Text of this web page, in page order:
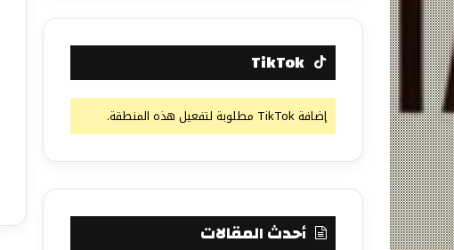
TikTok
إضافة TikTok مطلوبة لتفعيل هذه المنطقة.
أحدث المقالات